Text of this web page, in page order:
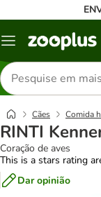
Menu
Pesquisar
produtos
Cães Comida
RINTI
Coração de aves
This is a stars rating
Dar opinião